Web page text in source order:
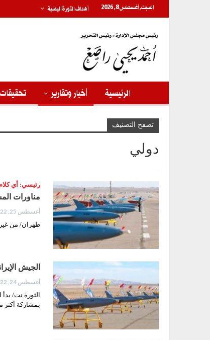
السبت, أغسطس 8, 2026 أهداف الثورة اليمنية
الرئيسية أخبار وتقارير
تصفح التصنيف
دولي
رئيسي: أي
مناورات
أغسطس 25, 2022
طهران/ من غير
الجيش
أغسطس 24, 2022
بمشاركة